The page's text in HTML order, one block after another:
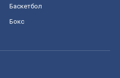
Баскетбол
Бокс